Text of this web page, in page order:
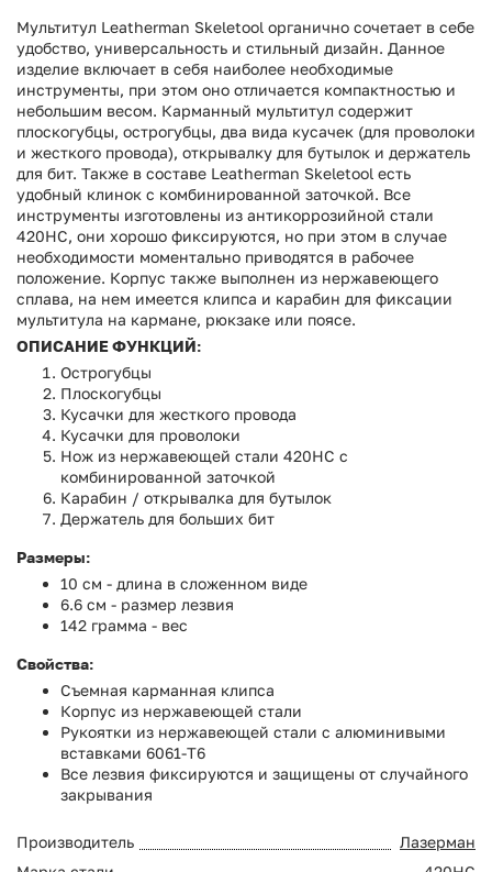
Мультитул Leatherman Skeletool органично сочетает в себе
удобство, универсальность и стильный дизайн. Данное
изделие включает в себя наиболее необходимые
инструменты, при этом оно отличается компактностью и
небольшим весом. Карманный мультитул содержит
плоскогубцы, острогубцы, два вида кусачек (для проволоки
и жесткого провода), открывалку для бутылок и держатель
для бит. Также в составе Leatherman Skeletool есть
удобный клинок с комбинированной заточкой. Все
инструменты изготовлены из антикоррозийной стали
420HC, они хорошо фиксируются, но при этом в случае
необходимости моментально приводятся в рабочее
положение. Корпус также выполнен из нержавеющего
сплава, на нем имеется клипса и карабин для фиксации
мультитула на кармане, рюкзаке или поясе.
ОПИСАНИЕ ФУНКЦИЙ:
Острогубцы
Плоскогубцы
Кусачки для жесткого провода
Кусачки для проволоки
Нож из нержавеющей стали 420HC с
комбинированной заточкой
Карабин / открывалка для бутылок
Держатель для больших бит
Размеры:
10 см - длина в сложенном виде
6.6 см - размер лезвия
142 грамма - вес
Свойства:
Съемная карманная клипса
Корпус из нержавеющей стали
Рукоятки из нержавеющей стали с алюминивыми
вставками 6061-T6
Все лезвия фиксируются и защищены от случайного
закрывания
Производитель
Лазерман